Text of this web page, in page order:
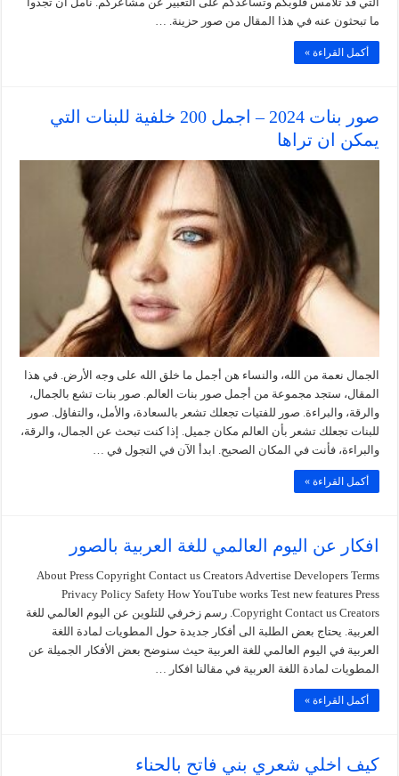
ما تبحثون عنه في هذا المقال من صور حزينة. …
أكمل القراءة »
صور بنات 2024 – اجمل 200 خلفية للبنات التي
يمكن ان تراها
الجمال نعمة من الله، والنساء هن أجمل ما خلق الله على وجه الأرض. في هذا
المقال، ستجد مجموعة من أجمل صور بنات العالم. صور بنات تشع بالجمال،
والرقة، والبراءة. صور للفتيات تجعلك تشعر بالسعادة، والأمل، والتفاؤل. صور
للبنات تجعلك تشعر بأن العالم مكان جميل. إذا كنت تبحث عن الجمال، والرقة،
والبراءة، فأنت في المكان الصحيح. ابدأ الآن في التجول في …
أكمل القراءة »
افكار عن اليوم العالمي للغة العربية بالصور
About Press Copyright Contact us Creators Advertise Developers Terms
Privacy Policy Safety How YouTube works Test new features Press
Copyright Contact us Creators. رسم زخرفي للتلوين عن اليوم العالمي للغة
العربية. يحتاج بعض الطلبة الى أفكار جديدة حول المطويات لمادة اللغة
العربية في اليوم العالمي للغة العربية حيث سنوضح بعض الأفكار الجميلة عن
المطويات لمادة اللغة العربية في مقالنا افكار …
أكمل القراءة »
كيف اخلي شعري بني فاتح بالحناء